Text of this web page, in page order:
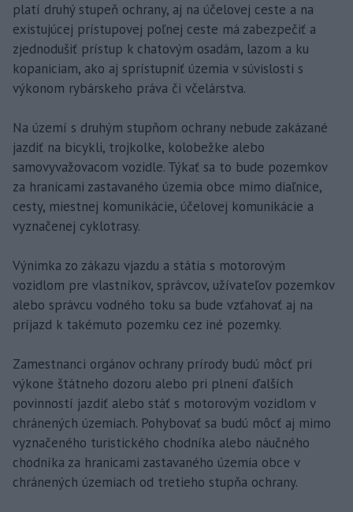
platí druhý stupeň ochrany, aj na účelovej ceste a na
existujúcej prístupovej poľnej ceste má zabezpečiť a
zjednodušiť prístup k chatovým osadám, lazom a ku
kopaniciam, ako aj sprístupniť územia v súvislosti s
výkonom rybárskeho práva či včelárstva.
Na území s druhým stupňom ochrany nebude zakázané
jazdiť na bicykli, trojkolke, kolobežke alebo
samovyvažovacom vozidle. Týkať sa to bude pozemkov
za hranicami zastavaného územia obce mimo diaľnice,
cesty, miestnej komunikácie, účelovej komunikácie a
vyznačenej cyklotrasy.
Výnimka zo zákazu vjazdu a státia s motorovým
vozidlom pre vlastníkov, správcov, užívateľov pozemkov
alebo správcu vodného toku sa bude vzťahovať aj na
príjazd k takémuto pozemku cez iné pozemky.
Zamestnanci orgánov ochrany prírody budú môcť pri
výkone štátneho dozoru alebo pri plnení ďalších
povinností jazdiť alebo stáť s motorovým vozidlom v
chránených územiach. Pohybovať sa budú môcť aj mimo
vyznačeného turistického chodníka alebo náučného
chodníka za hranicami zastavaného územia obce v
chránených územiach od tretieho stupňa ochrany.